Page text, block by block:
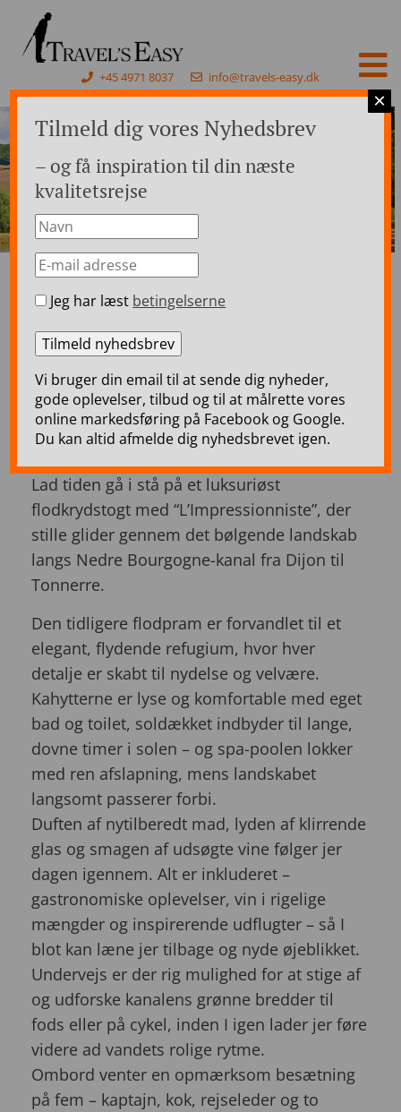
+45 4971 8037 info@travels-easy.dk
Forside>Rejser til Frankrig>Flodkrydstogter i Frankrig
Bourgogne – 7 dage
Luksus Flodkrydstogt i
det franske vinland –
Nedre Bourgogne – 7 dage
Lad tiden gå i stå på et luksuriøst
flodkrydstogt med “L’Impressionniste”, der
stille glider gennem det bølgende landskab
langs Nedre Bourgogne-kanal fra Dijon til
Tonnerre.
Den tidligere flodpram er forvandlet til et
elegant, flydende refugium, hvor hver
detalje er skabt til nydelse og velvære.
Kahytterne er lyse og komfortable med eget
bad og toilet, soldækket indbyder til lange,
dovne timer i solen – og spa-poolen lokker
med ren afslapning, mens landskabet
langsomt passerer forbi.
Duften af nytilberedt mad, lyden af klirrende
glas og smagen af udsøgte vine følger jer
dagen igennem. Alt er inkluderet –
gastronomiske oplevelser, vin i rigelige
mængder og inspirerende udflugter – så I
blot kan læne jer tilbage og nyde øjeblikket.
Undervejs er der rig mulighed for at stige af
og udforske kanalens grønne bredder til
fods eller på cykel, inden I igen lader jer føre
videre ad vandets rolige rytme.
Ombord venter en opmærksom besætning
på fem – kaptajn, kok, rejseleder og to
Tilmeld dig vores Nyhedsbrev
– og få inspiration til din næste
kvalitetsrejse
Jeg har læst betingelserne
Vi bruger din email til at sende dig nyheder,
gode oplevelser, tilbud og til at målrette vores
online markedsføring på Facebook og Google.
Du kan altid afmelde dig nyhedsbrevet igen.
×